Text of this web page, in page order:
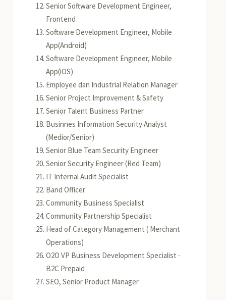
Senior Software Development Engineer,
Frontend
Software Development Engineer, Mobile
App(Android)
Software Development Engineer, Mobile
App(iOS)
Employee dan Industrial Relation Manager
Senior Project Improvement & Safety
Senior Talent Business Partner
Businnes Information Security Analyst
(Medior/Senior)
Senior Blue Team Security Engineer
Senior Security Engineer (Red Team)
IT Internal Audit Specialist
Band Officer
Community Business Specialist
Community Partnership Specialist
Head of Category Management ( Merchant
Operations)
O2O VP Business Development Specialist -
B2C Prepaid
SEO, Senior Product Manager